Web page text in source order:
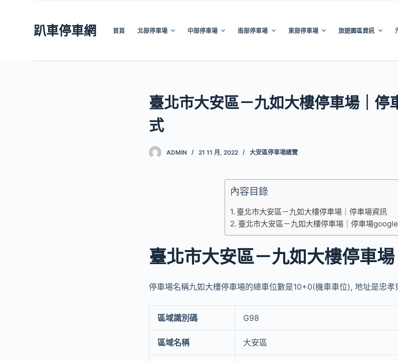
趴車停車網 首頁 北部停車場 中部停車場 南部停車場 東部停車場 旅遊園區資訊
臺北市大安區－九如大樓停車場｜停
式
ADMIN 21 11 月, 2022 大安區停車場總覽
內容目錄
臺北市大安區－九如大樓停車場｜停車場資訊
臺北市大安區－九如大樓停車場｜停車場
臺北市大安區－九如大樓停車
停車場名稱九如大樓停車場的總車位數是10+0(機車車位), 地址是忠
區域識別碼 G98
區域名稱 大安區